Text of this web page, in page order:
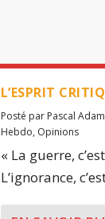
L’ESPRIT
Posté par Pascal Adam
Hebdo, Opinions
« La guerre,
L’ignorance,